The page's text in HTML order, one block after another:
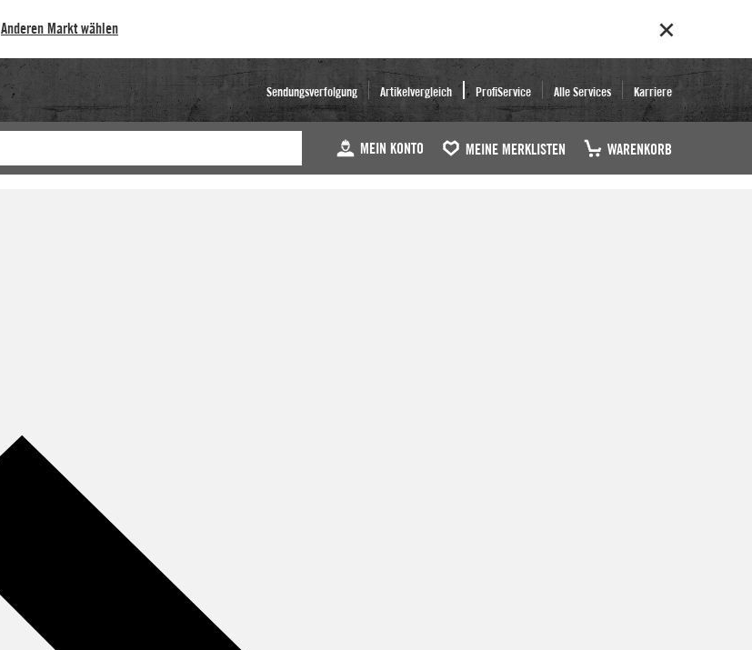
Anderen Markt wählen
Sendungsverfolgung Artikelvergleich ProfiService Alle Services Karriere
MEIN KONTO MEINE MERKLISTEN WARENKORB